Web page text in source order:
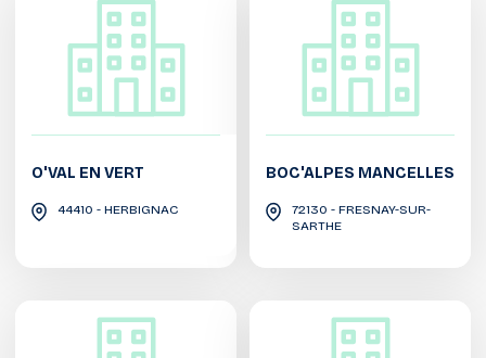
O'VAL EN VERT
44410 - HERBIGNAC
BOC'ALPES MANCELLES
72130 - FRESNAY-SUR-
SARTHE